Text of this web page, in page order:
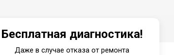
Бесплатная диагностика!
Даже в случае отказа от ремонта